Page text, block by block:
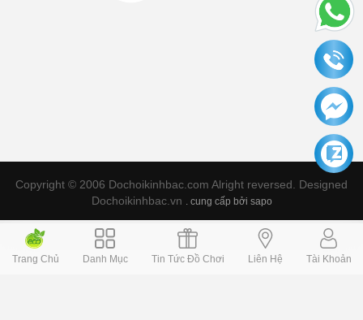
Copyright © 2006 Dochoikinhbac.com Alright reversed. Designed
Dochoikinhbac.vn . cung cấp bởi sapo
Trang Chủ Danh Mục Tin Tức Đồ Chơi Liên Hệ Tài Khoản